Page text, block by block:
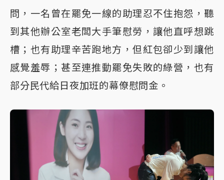
問，一名曾在罷免一線的助理忍不住抱怨，聽
到其他辦公室老闆大手筆慰勞，讓他直呼想跳
槽；也有助理辛苦跑地方，但紅包卻少到讓他
感覺羞辱；甚至連推動罷免失敗的綠營，也有
部分民代給日夜加班的幕僚慰問金。